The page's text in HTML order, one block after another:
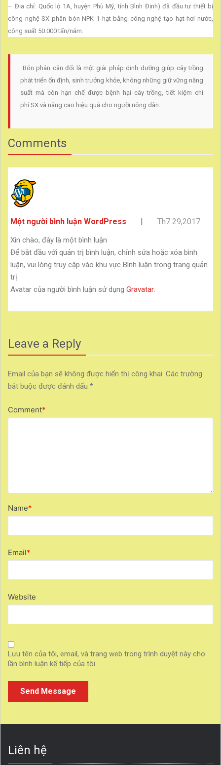
– Địa chỉ: Quốc lộ 1A, huyện Phù Mỹ, tỉnh Bình Định) đã đầu tư thiết bị
công nghệ SX phân bón NPK 1 hạt bằng công nghệ tạo hạt hơi nước,
công suất 50.000 tấn/năm.
Bón phân cân đối là một giải pháp dinh dưỡng giúp cây trồng
phát triển ổn định, sinh trưởng khỏe, không những giữ vững năng
suất mà còn hạn chế được bệnh hại cây trồng, tiết kiệm chi
phí SX và nâng cao hiệu quả cho người nông dân.
Comments
Một người bình luận WordPress Th7 29,2017
Xin chào, đây là một bình luận
Để bắt đầu với quản trị bình luận, chỉnh sửa hoặc xóa bình
luận, vui lòng truy cập vào khu vực Bình luận trong trang quản
trị.
Avatar của người bình luận sử dụng Gravatar.
Leave a Reply
Email của bạn sẽ không được hiển thị công khai. Các trường
bắt buộc được đánh dấu *
Comment*
Name*
Email*
Website
Lưu tên của tôi, email, và trang web trong trình duyệt này cho
lần bình luận kế tiếp của tôi.
Liên hệ